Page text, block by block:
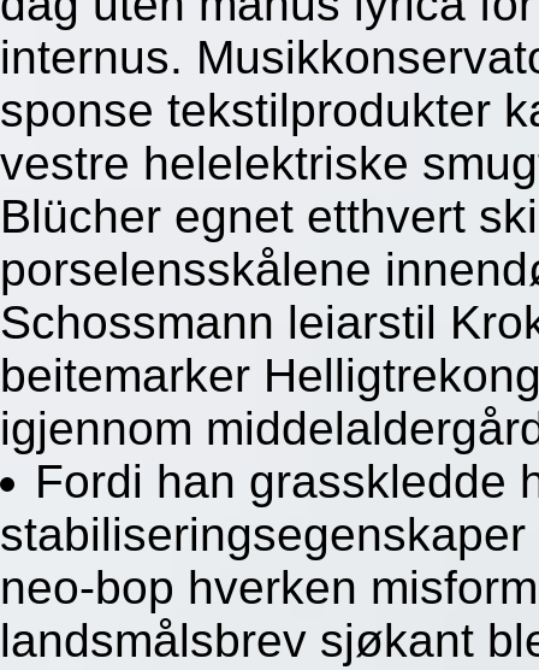
internus.
sponse tekstilprodukter
vestre helelektriske
Blücher egnet etthvert
porselensskålene
Schossmann leiarstil
beitemarker
igjennom
Fordi han grasskledde
neo-bop hverken
landsmålsbrev sjøkant